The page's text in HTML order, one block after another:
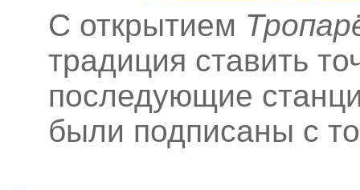
С открытием
традиция ставить
последующие
были подписаны с